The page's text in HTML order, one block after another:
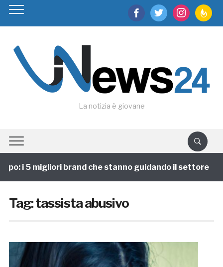
facebooktwitter instagram
La notizia è giovane
i 5 migliori brand che stanno guidando il settore
Tag:tassista abusivo